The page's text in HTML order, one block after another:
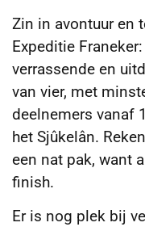
Zin in avontuur en
Expeditie
verrassende en
van vier, met
deelnemers vanaf
het Sjûkelân.
een nat pak, want
finish.
Er is nog plek bij